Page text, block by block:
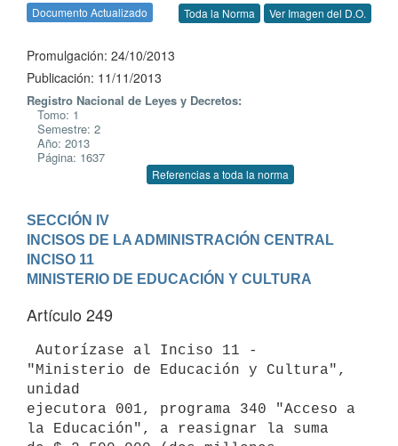
Documento Actualizado Toda la Norma Ver Imagen del D.O.
Promulgación: 24/10/2013
Publicación: 11/11/2013
Registro Nacional de Leyes y Decretos:
Tomo: 1
Semestre: 2
Año: 2013
Página: 1637
Referencias a toda la norma
SECCIÓN IV
INCISOS DE LA ADMINISTRACIÓN CENTRAL
INCISO 11
MINISTERIO DE EDUCACIÓN Y CULTURA
Artículo 249
"Ministerio de Educación y Cultura",
unidad
ejecutora 001, programa 340 "Acceso a
la Educación", a reasignar la suma